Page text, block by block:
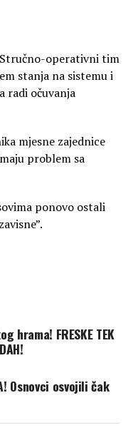
Stručno-operativni tim
stanja na sistemu i
radi očuvanja
mjesne zajednice
problem sa
ponovo ostali
hrama! FRESKE TEK
Osnovci osvojili čak